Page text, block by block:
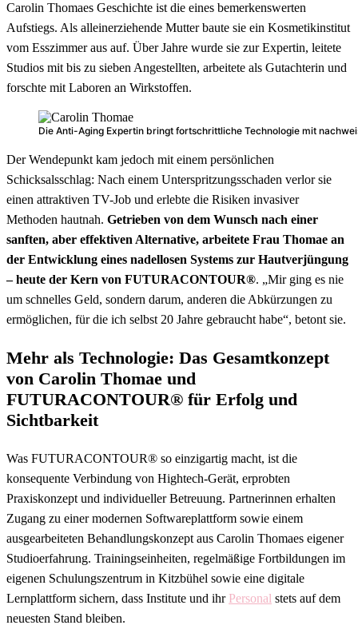
Carolin Thomaes Geschichte ist die eines bemerkenswerten
Aufstiegs. Als alleinerziehende Mutter baute sie ein Kosmetikinstitut
vom Esszimmer aus auf. Über Jahre wurde sie zur Expertin, leitete
Studios mit bis zu sieben Angestellten, arbeitete als Gutachterin und
forschte mit Laboren an Wirkstoffen.
Die Anti-Aging Expertin bringt fortschrittliche Technologie mit
Der Wendepunkt kam jedoch mit einem persönlichen
Schicksalsschlag: Nach einem Unterspritzungsschaden verlor sie
einen attraktiven TV-Job und erlebte die Risiken invasiver
Methoden hautnah. Getrieben von dem Wunsch nach einer
sanften, aber effektiven Alternative, arbeitete Frau Thomae an
der Entwicklung eines nadellosen Systems zur Hautverjüngung
– heute der Kern von FUTURACONTOUR®. „Mir ging es nie
um schnelles Geld, sondern darum, anderen die Abkürzungen zu
ermöglichen, für die ich selbst 20 Jahre gebraucht habe“, betont sie.
Mehr als Technologie: Das Gesamtkonzept
von Carolin Thomae und
FUTURACONTOUR® für Erfolg und
Sichtbarkeit
Was FUTURACONTOUR® so einzigartig macht, ist die
konsequente Verbindung von Hightech-Gerät, erprobten
Praxiskonzept und individueller Betreuung. Partnerinnen erhalten
Zugang zu einermodernen Softwareplattform sowie einem
ausgearbeiteten Behandlungskonzept aus Carolin Thomaes eigener
Studioerfahrung. Trainingseinheiten, regelmäßige Fortbildungen im
eigenen Schulungszentrum in Kitzbühel sowie eine digitale
Lernplattform sichern, dass Institute und ihr Personal stets auf dem
neuesten Stand bleiben.